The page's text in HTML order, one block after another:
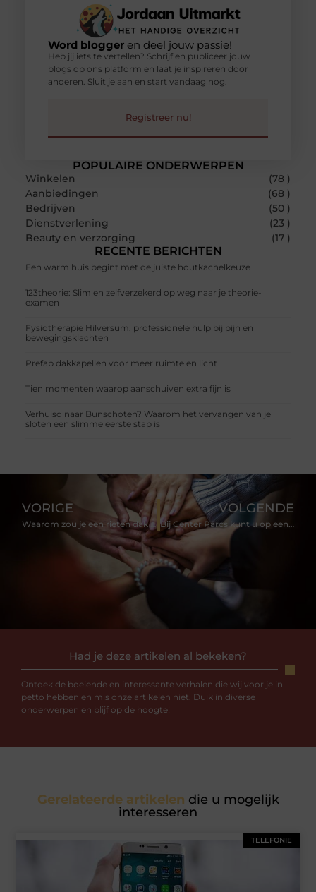
POPULAIRE ONDERWERPEN
Winkelen
(78 )
Aanbiedingen
(68 )
Bedrijven
(50 )
Dienstverlening
(23 )
Beauty en verzorging
(17 )
RECENTE BERICHTEN
Een warm huis begint met de juiste houtkachelkeuze
123theorie: Slim en zelfverzekerd op weg naar je theorie-
examen
Fysiotherapie Hilversum: professionele hulp bij pijn en
bewegingsklachten
Prefab dakkapellen voor meer ruimte en licht
Tien momenten waarop aanschuiven extra fijn is
Verhuisd naar Bunschoten? Waarom het vervangen van je
sloten een slimme eerste stap is
Word bloggeren deel jouw passie!
Heb jij iets te vertellen? Schrijf en publiceer jouw
blogs op ons platform en laat je inspireren door
anderen. Sluit je aan en start vandaag nog.
Registreer nu!
Had je deze artikelen al bekeken?
Ontdek de boeiende en interessante verhalen die wij voor je in
petto hebben en mis onze artikelen niet. Duik in diverse
onderwerpen en blijf op de hoogte!
VORIGE
Waarom zou je een rieten dak nemen?
VOLGENDE
Bij Center Parcs kunt u op een eenvoudige manier in vastgoed investeren
Gerelateerde artikelen die u mogelijk
interesseren
TELEFONIE